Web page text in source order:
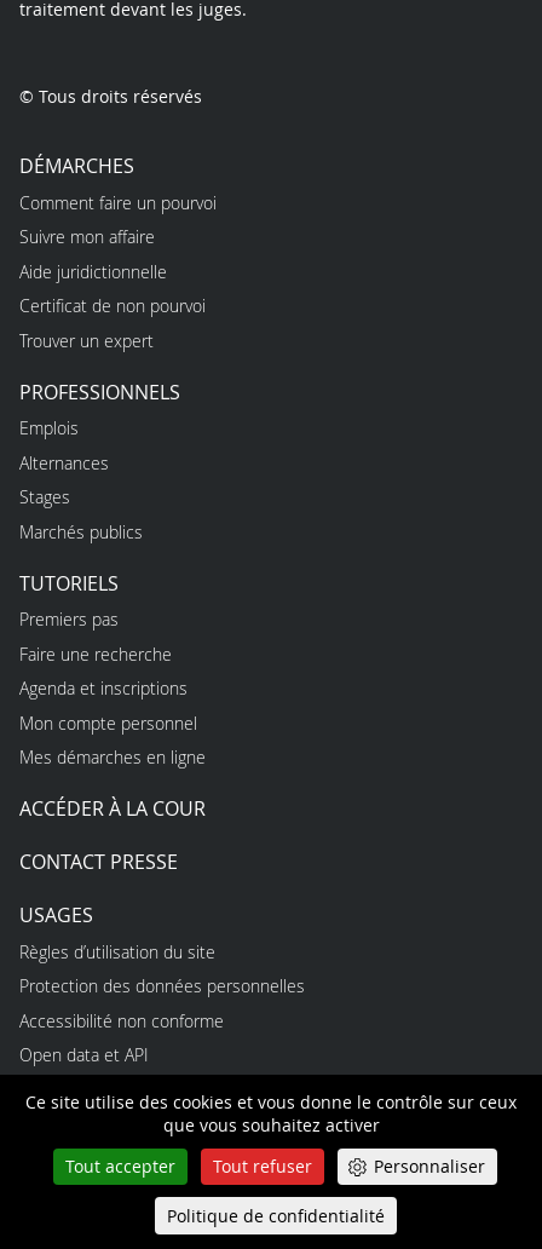
Ce site utilise des cookies et vous donne le contrôle sur ceux
que vous souhaitez activer
Tout accepter
Tout refuser Personnaliser
Politique de confidentialité
traitement devant les juges.
© Tous droits réservés
DÉMARCHES
Comment faire un pourvoi
Suivre mon affaire
Aide juridictionnelle
Certificat de non pourvoi
Trouver un expert
PROFESSIONNELS
Emplois
Alternances
Stages
Marchés publics
TUTORIELS
Premiers pas
Faire une recherche
Agenda et inscriptions
Mon compte personnel
Mes démarches en ligne
ACCÉDER À LA COUR
CONTACT PRESSE
USAGES
Règles d’utilisation du site
Protection des données personnelles
Accessibilité non conforme
Open data et API
Optimisez votre expérience utilisateur en vous créant un
compte personnel : gestion de vos notifications et de vos
abonnements, prise de notes à partir de n’importe quelle
Queue-Fair